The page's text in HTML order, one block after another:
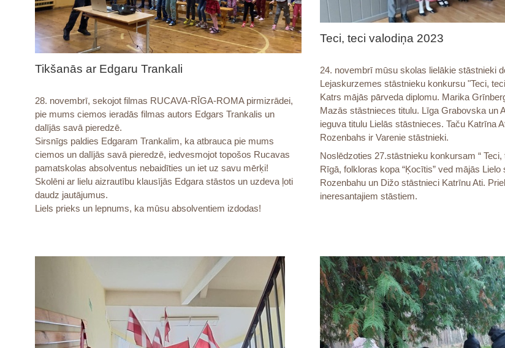
Tikšanās ar Edgaru Trankali
28. novembrī, sekojot filmas RUCAVA-RĪGA-ROMA pirmizrādei,
pie mums ciemos ieradās filmas autors Edgars Trankalis un
dalījās savā pieredzē.
Sirsnīgs paldies Edgaram Trankalim, ka atbrauca pie mums
ciemos un dalījās savā pieredzē, iedvesmojot topošos Rucavas
pamatskolas absolventus nebaidīties un iet uz savu mērķi!
Skolēni ar lielu aizrautību klausījās Edgara stāstos un uzdeva ļoti
daudz jautājumus.
Liels prieks un lepnums, ka mūsu absolventiem izdodas!
Teci, teci valodiņa 2023
24. novembrī mūsu skolas lielākie stāstnieki
Lejaskurzemes stāstnieku konkursu "Teci,
Katrs mājās pārveda diplomu. Marika
Mazās stāstnieces titulu. Līga Grabovska un
ieguva titulu Lielās stāstnieces. Taču Katrīna
Rozenbahs ir Varenie stāstnieki.
Noslēdzoties 27.stāstnieku konkursam “ Teci,
Rīgā, folkloras kopa “Ķocītis” ved mājās Lielo
Rozenbahu un Dižo stāstnieci Katrīnu Ati.
ineresantajiem stāstiem.